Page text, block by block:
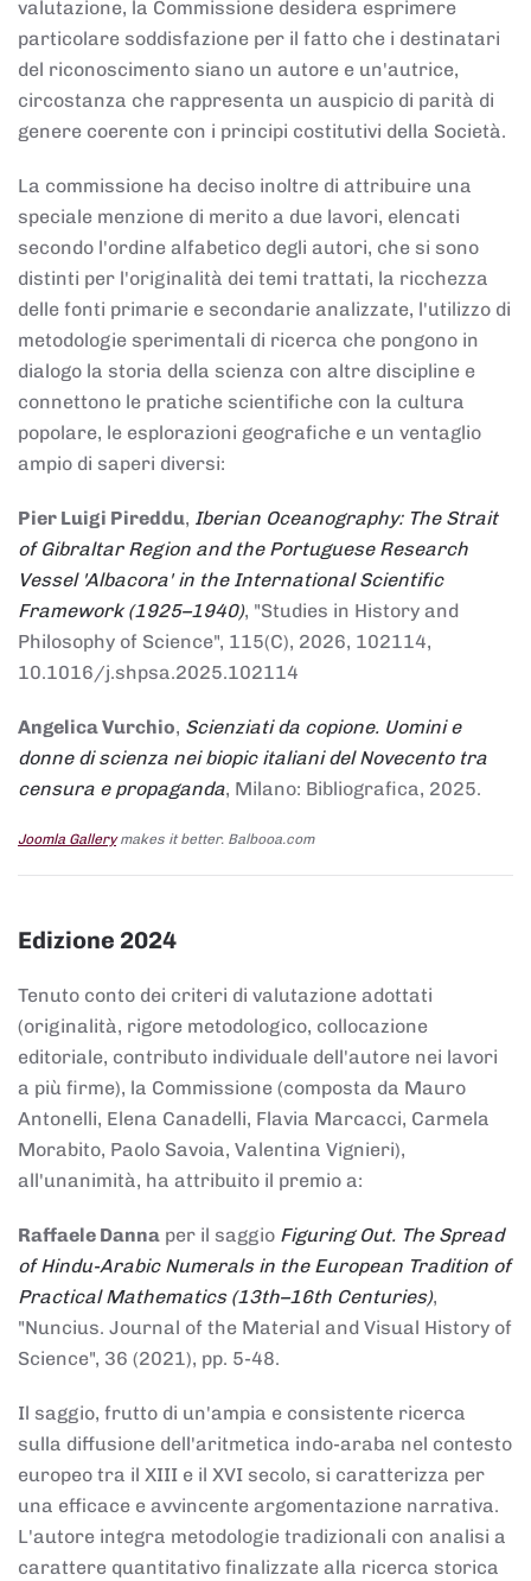
valutazione, la Commissione desidera esprimere
particolare soddisfazione per il fatto che i destinatari
del riconoscimento siano un autore e un'autrice,
circostanza che rappresenta un auspicio di parità di
genere coerente con i principi costitutivi della Società.
La commissione ha deciso inoltre di attribuire una
speciale menzione di merito a due lavori, elencati
secondo l'ordine alfabetico degli autori, che si sono
distinti per l'originalità dei temi trattati, la ricchezza
delle fonti primarie e secondarie analizzate, l'utilizzo di
metodologie sperimentali di ricerca che pongono in
dialogo la storia della scienza con altre discipline e
connettono le pratiche scientifiche con la cultura
popolare, le esplorazioni geografiche e un ventaglio
ampio di saperi diversi:
Pier Luigi Pireddu, Iberian Oceanography: The Strait
of Gibraltar Region and the Portuguese Research
Vessel 'Albacora' in the International Scientific
Framework (1925–1940), "Studies in History and
Philosophy of Science", 115(C), 2026, 102114,
10.1016/j.shpsa.2025.102114
Angelica Vurchio, Scienziati da copione. Uomini e
donne di scienza nei biopic italiani del Novecento tra
censura e propaganda, Milano: Bibliografica, 2025.
Joomla Gallerymakes it better. Balbooa.com
Edizione 2024
Tenuto conto dei criteri di valutazione adottati
(originalità, rigore metodologico, collocazione
editoriale, contributo individuale dell'autore nei lavori
a più firme), la Commissione (composta da Mauro
Antonelli, Elena Canadelli, Flavia Marcacci, Carmela
Morabito, Paolo Savoia, Valentina Vignieri),
all'unanimità, ha attribuito il premio a:
Raffaele Danna per il saggio Figuring Out. The Spread
of Hindu-Arabic Numerals in the European Tradition of
Practical Mathematics (13th–16th Centuries),
"Nuncius. Journal of the Material and Visual History of
Science", 36 (2021), pp. 5-48.
Il saggio, frutto di un'ampia e consistente ricerca
sulla diffusione dell'aritmetica indo-araba nel contesto
europeo tra il XIII e il XVI secolo, si caratterizza per
una efficace e avvincente argomentazione narrativa.
L'autore integra metodologie tradizionali con analisi a
carattere quantitativo finalizzate alla ricerca storica